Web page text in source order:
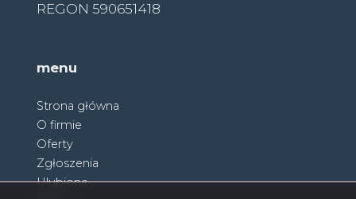
REGON 590651418
menu
Strona główna
O firmie
Oferty
Zgłoszenia
Ulubione